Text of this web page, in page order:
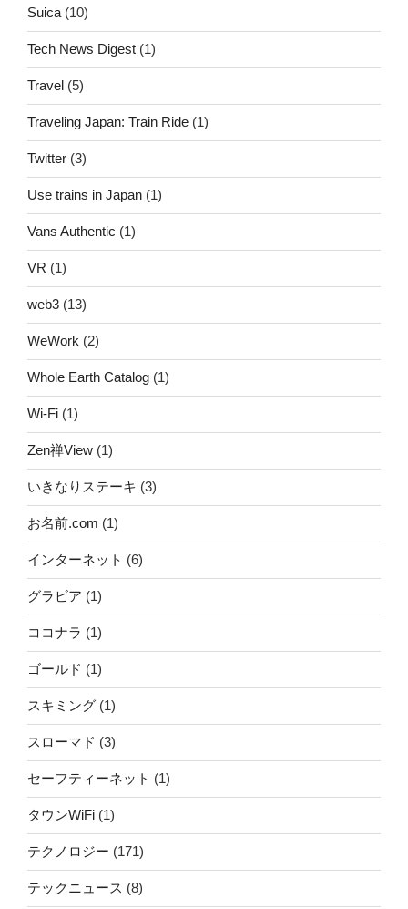
Suica(10)
Tech News Digest (1)
Travel (5)
Traveling Japan: Train Ride (1)
Twitter (3)
Use trains in Japan (1)
Vans Authentic (1)
VR (1)
web3 (13)
WeWork (2)
Whole Earth Catalog (1)
Wi-Fi (1)
Zen禅View (1)
いきなりステーキ (3)
お名前.com (1)
インターネット (6)
グラビア (1)
ココナラ (1)
ゴールド (1)
スキミング (1)
スローマド (3)
セーフティーネット (1)
タウンWiFi (1)
テクノロジー (171)
テックニュース (8)